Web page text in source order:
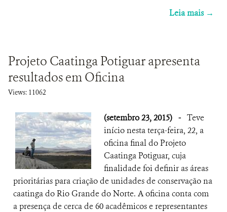
Leia mais →
Projeto Caatinga Potiguar apresenta
resultados em Oficina
Views: 11062
(setembro 23, 2015) - Teve
início nesta terça-feira, 22, a
oficina final do Projeto
Caatinga Potiguar, cuja
finalidade foi definir as áreas
prioritárias para criação de unidades de conservação na
caatinga do Rio Grande do Norte. A oficina conta com
a presença de cerca de 60 acadêmicos e representantes